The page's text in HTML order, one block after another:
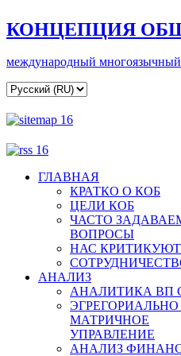
КОНЦЕПЦИЯ
международный многоязычный
ГЛАВНАЯ
КРАТКО О КОБ
ЦЕЛИ КОБ
ЧАСТО
ВОПРОСЫ
НАС КРИТИКУЮТ
АНАЛИЗ
АНАЛИТИКА ВП
ЭГРЕГОРИАЛЬНО
МАТРИЧНОЕ
УПРАВЛЕНИЕ
АНАЛИЗ